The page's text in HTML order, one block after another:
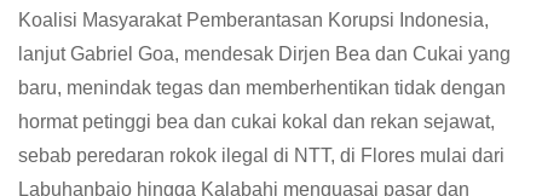
Koalisi Masyarakat Pemberantasan Korupsi Indonesia,
lanjut Gabriel Goa, mendesak Dirjen Bea dan Cukai yang
baru, menindak tegas dan memberhentikan tidak dengan
hormat petinggi bea dan cukai kokal dan rekan sejawat,
sebab peredaran rokok ilegal di NTT, di Flores mulai dari
Labuhanbajo hingga Kalabahi menguasai pasar dan